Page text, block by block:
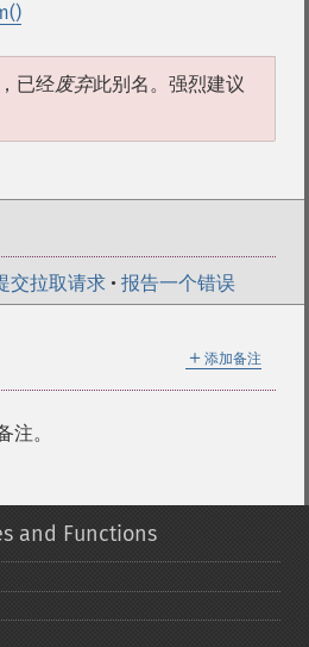
已经废弃此别名。强烈建议
交拉取请求 • 报告一个错误
＋ 添加备注
注。
and Functions